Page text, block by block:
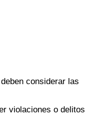
considerar las
violaciones o delitos